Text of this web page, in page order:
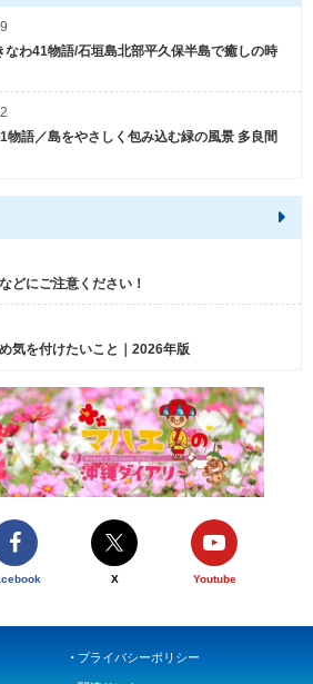
なわ41物語/石垣島北部平久保半島で癒しの時
物語／島をやさしく包み込む緑の風景 多良間
どにご注意ください！
気を付けたいこと｜2026年版
X Youtube
プライバシーポリシー